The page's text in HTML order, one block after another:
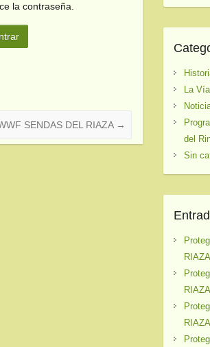
la contraseña.
SENDAS DEL RIAZA →
La
del
Sin